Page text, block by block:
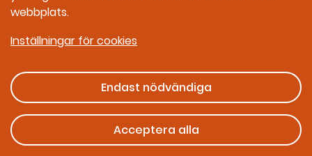
Tjugofyra7 på Instagram
Ges ut av Myndigheten för civilt försvar
webbplats.
Inställningar för cookies
Endast nödvändiga
Acceptera alla